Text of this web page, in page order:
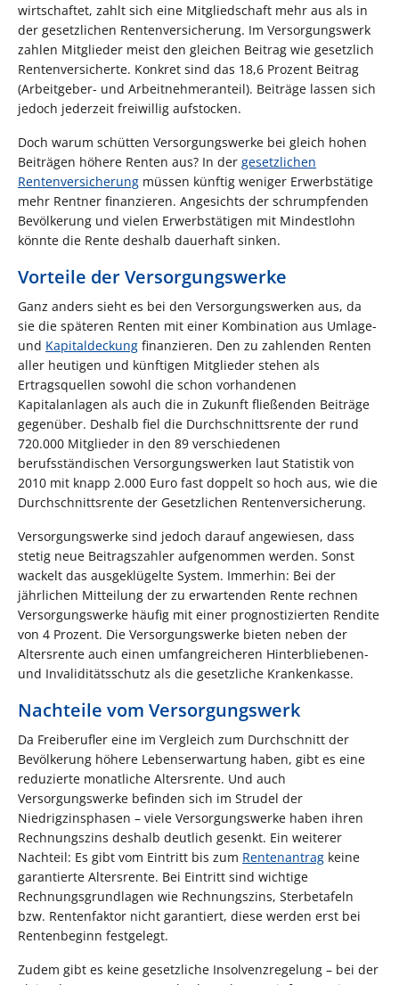
wirtschaftet, zahlt sich eine Mitgliedschaft mehr aus als in
der gesetzlichen Rentenversicherung. Im Versorgungswerk
zahlen Mitglieder meist den gleichen Beitrag wie gesetzlich
Rentenversicherte. Konkret sind das 18,6 Prozent Beitrag
(Arbeitgeber- und Arbeitnehmeranteil). Beiträge lassen sich
jedoch jederzeit freiwillig aufstocken.
Doch warum schütten Versorgungswerke bei gleich hohen
Beiträgen höhere Renten aus? In der gesetzlichen
Rentenversicherung müssen künftig weniger Erwerbstätige
mehr Rentner finanzieren. Angesichts der schrumpfenden
Bevölkerung und vielen Erwerbstätigen mit Mindestlohn
könnte die Rente deshalb dauerhaft sinken.
Vorteile der Versorgungswerke
Ganz anders sieht es bei den Versorgungswerken aus, da
sie die späteren Renten mit einer Kombination aus Umlage-
und Kapitaldeckung finanzieren. Den zu zahlenden Renten
aller heutigen und künftigen Mitglieder stehen als
Ertragsquellen sowohl die schon vorhandenen
Kapitalanlagen als auch die in Zukunft fließenden Beiträge
gegenüber. Deshalb fiel die Durchschnittsrente der rund
720.000 Mitglieder in den 89 verschiedenen
berufsständischen Versorgungswerken laut Statistik von
2010 mit knapp 2.000 Euro fast doppelt so hoch aus, wie die
Durchschnittsrente der Gesetzlichen Rentenversicherung.
Versorgungswerke sind jedoch darauf angewiesen, dass
stetig neue Beitragszahler aufgenommen werden. Sonst
wackelt das ausgeklügelte System. Immerhin: Bei der
jährlichen Mitteilung der zu erwartenden Rente rechnen
Versorgungswerke häufig mit einer prognostizierten Rendite
von 4 Prozent. Die Versorgungswerke bieten neben der
Altersrente auch einen umfangreicheren Hinterbliebenen-
und Invaliditätsschutz als die gesetzliche Krankenkasse.
Nachteile vom Versorgungswerk
Da Freiberufler eine im Vergleich zum Durchschnitt der
Bevölkerung höhere Lebenserwartung haben, gibt es eine
reduzierte monatliche Altersrente. Und auch
Versorgungswerke befinden sich im Strudel der
Niedrigzinsphasen – viele Versorgungswerke haben ihren
Rechnungszins deshalb deutlich gesenkt. Ein weiterer
Nachteil: Es gibt vom Eintritt bis zum Rentenantrag keine
garantierte Altersrente. Bei Eintritt sind wichtige
Rechnungsgrundlagen wie Rechnungszins, Sterbetafeln
bzw. Rentenfaktor nicht garantiert, diese werden erst bei
Rentenbeginn festgelegt.
Zudem gibt es keine gesetzliche Insolvenzregelung – bei der